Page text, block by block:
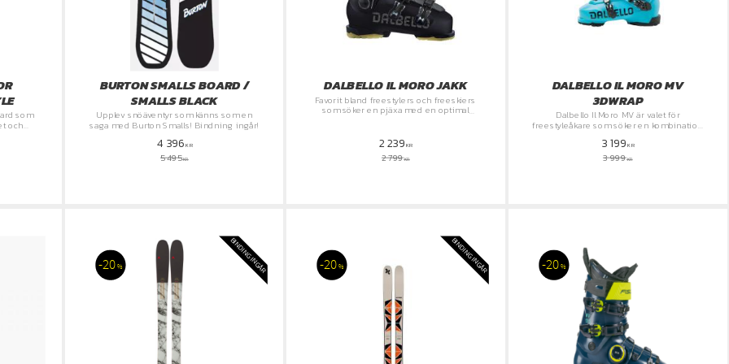
och
BURTON SMALLS BOARD /
SMALLS BLACK
Upplev snöäventyr som känns som en
saga med Burton Smalls! Bindning ingår!
4 396KR
5 495KR
DALBELLO IL MORO JAKK
Favorit bland freestylers och freeskiers
som söker en pjäxa med en optimal
2 239KR
2 799KR
DALBELLO IL MORO MV
3DWRAP
Dalbello Il Moro MV är valet för
freestyleåkare som söker en kombination
av stil, komfort och hög prestanda.
3 199KR
3 999KR
20% BINDING INGÅR 20 % BINDING INGÅR 20 %